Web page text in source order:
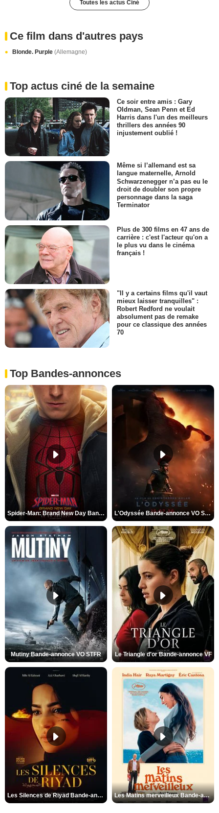
Toutes les actus Ciné
Ce film dans d'autres pays
Blonde. Purple (Allemagne)
Top actus ciné de la semaine
Ce soir entre amis : Gary
Oldman, Sean Penn et Ed
Harris dans l'un des meilleurs
thrillers des années 90
injustement oublié !
Même si l’allemand est sa
langue maternelle, Arnold
Schwarzenegger n’a pas eu le
droit de doubler son propre
personnage dans la saga
Terminator
Plus de 300 films en 47 ans de
carrière : c'est l'acteur qu'on a
le plus vu dans le cinéma
français !
"Il y a certains films qu'il vaut
mieux laisser tranquilles" :
Robert Redford ne voulait
absolument pas de remake
pour ce classique des années
70
Top Bandes-annonces
Spider-Man: Brand New Day Bande-annonce VO STFR L'Odyssée Bande-annonce VO STFR
Mutiny Bande-annonce VO STFR Le Triangle d'or Bande-annonce VF
Les Silences de Riyad Bande-annonce VO STFR Les Matins merveilleux Bande-annonce VF